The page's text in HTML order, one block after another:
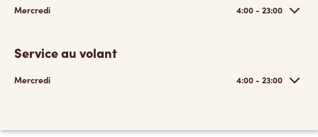
Mercredi 4:00 - 23:00
Service au volant
Mercredi 4:00 - 23:00